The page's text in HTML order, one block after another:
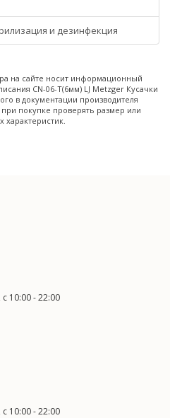
и дезинфекция
на сайте носит информационный
CN-06-T(6мм) LJ Metzger Кусачки
в документации производителя
покупке проверять размер или
характеристик.
10:00 - 22:00
10:00 - 22:00